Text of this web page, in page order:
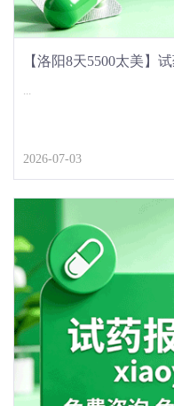
【洛阳8天5500太美】
...
2026-07-03